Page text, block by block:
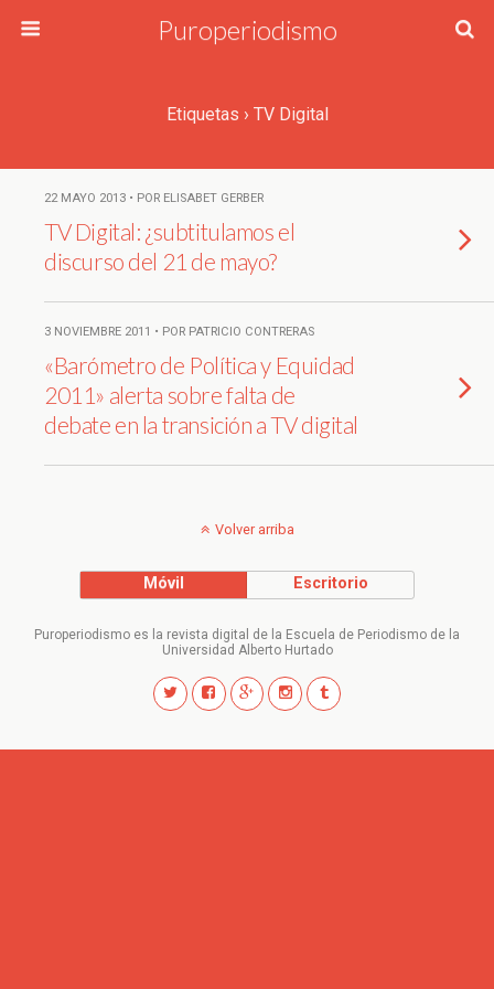
Puroperiodismo
Etiquetas › TV Digital
22 MAYO 2013 • POR ELISABET GERBER
TV Digital: ¿subtitulamos el
discurso del 21 de mayo?
3 NOVIEMBRE 2011 • POR PATRICIO CONTRERAS
«Barómetro de Política y Equidad
2011» alerta sobre falta de
debate en la transición a TV digital
Volver arriba
Móvil Escritorio
Puroperiodismo es la revista digital de la Escuela de Periodismo de la
Universidad Alberto Hurtado